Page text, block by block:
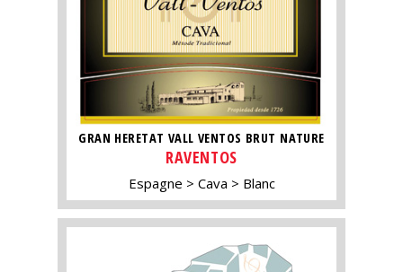
GRAN HERETAT VALL VENTOS BRUT NATURE
RAVENTOS
Espagne Cava Blanc